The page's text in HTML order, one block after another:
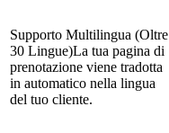
Supporto Multilingua (Oltre
30 Lingue)La tua pagina di
prenotazione viene tradotta
in automatico nella lingua
del tuo cliente.